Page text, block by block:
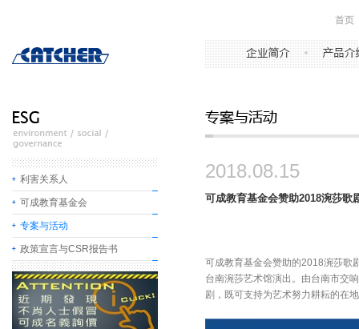
利害关系人
可成教育基金会
专案与活动
政策宣言与CSR报告书
2018.08.15
可成教育基金会赞助2018涴莎歌
可成教育基金会赞助的2018涴莎歌
台南涴莎艺术馆演出。由台南市交
剧，既可支持为艺术努力耕耘的在
首页